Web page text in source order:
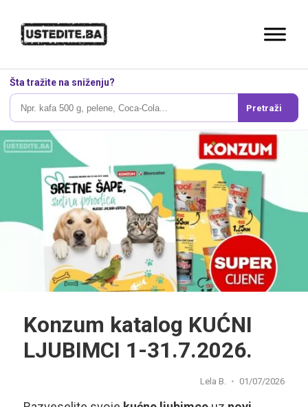
Šta tražite na sniženju?
Pretraži
Konzum katalog KUĆNI
LJUBIMCI 1-31.7.2026.
Lela B. 01/07/2026